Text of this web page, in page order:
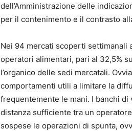
dell’Amministrazione delle
per il contenimento e il contrasto
Nei 94 mercati scoperti
operatori alimentari, pari al 32,5%
l’organico delle sedi mercatali.
comportamenti utili a limitare la
frequentemente le mani. I banchi
distanza sufficiente tra un
sospese le operazioni di spunta,